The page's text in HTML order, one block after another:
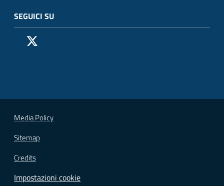
SEGUICI SU
Pagina Facebook del Comune di San Donato Milanese
Vai alla pagina
Media Policy
Sitemap
Credits
Impostazioni cookie